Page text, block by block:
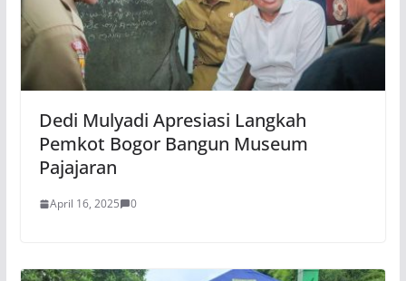
Dedi Mulyadi Apresiasi Langkah
Pemkot Bogor Bangun Museum
Pajajaran
April 16, 2025 0